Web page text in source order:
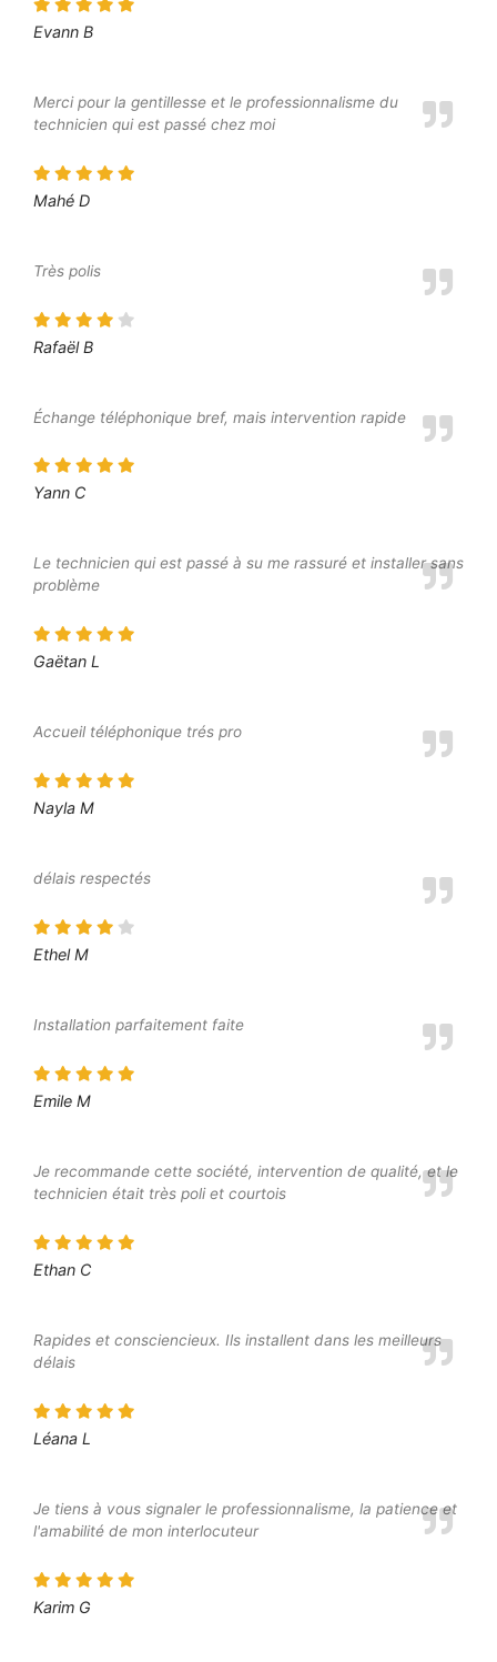
Evann B
Merci pour la gentillesse et le professionnalisme du
technicien qui est passé chez moi
Mahé D
Très polis
Rafaël B
Échange téléphonique bref, mais intervention rapide
Yann C
Le technicien qui est passé à su me rassuré et installer sans
problème
Gaëtan L
Accueil téléphonique trés pro
Nayla M
délais respectés
Ethel M
Installation parfaitement faite
Emile M
Je recommande cette société, intervention de qualité, et le
technicien était très poli et courtois
Ethan C
Rapides et consciencieux. Ils installent dans les meilleurs
délais
Léana L
Je tiens à vous signaler le professionnalisme, la patience et
l'amabilité de mon interlocuteur
Karim G